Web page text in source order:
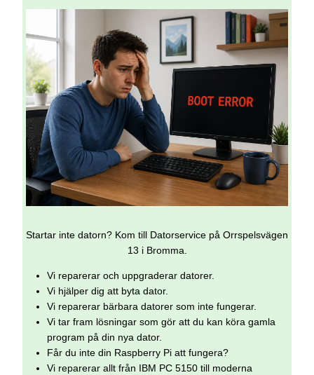
Startar inte datorn? Kom till Datorservice på Orrspelsvägen
13 i Bromma.
Vi reparerar och uppgraderar datorer.
Vi hjälper dig att byta dator.
Vi reparerar bärbara datorer som inte fungerar.
Vi tar fram lösningar som gör att du kan köra gamla
program på din nya dator.
Får du inte din Raspberry Pi att fungera?
Vi reparerar allt från IBM PC 5150 till moderna